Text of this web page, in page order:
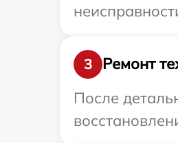
3
Ремонт
После